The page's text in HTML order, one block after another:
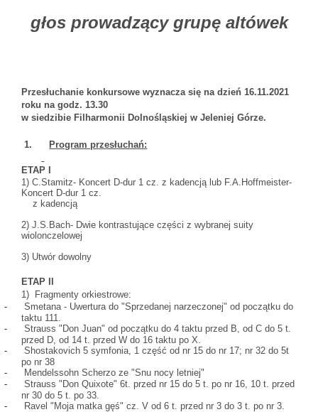
głos prowadzący grupę altówek
Przesłuchanie konkursowe wyznacza się na dzień 16.11.2021
roku na godz. 13.30
w siedzibie Filharmonii Dolnośląskiej w Jeleniej Górze.
1. Program przesłuchań:
ETAP I
1) C.Stamitz- Koncert D-dur 1 cz. z kadencją lub F.A.Hoffmeister-
Koncert D-dur 1 cz.
z kadencją
2) J.S.Bach- Dwie kontrastujące części z wybranej suity
wiolonczelowej
3) Utwór dowolny
ETAP II
1)
Fragmenty orkiestrowe:
-
Smetana - Uwertura do "Sprzedanej narzeczonej" od początku do
taktu 111.
-
Strauss "Don Juan" od początku do 4 taktu przed B, od C do 5 t.
przed D, od 14 t. przed W do 16 taktu po X.
-
Shostakovich 5 symfonia, 1 część od nr 15 do nr 17; nr 32 do 5t
po nr 38
-
Mendelssohn Scherzo ze "Snu nocy letniej"
-
Strauss "Don Quixote" 6t. przed nr 15 do 5 t. po nr 16, 10 t. przed
nr 30 do 5 t. po 33.
-
Ravel "Moja matka gęś" cz. V od 6 t. przed nr 3 do 3 t. po nr 3.